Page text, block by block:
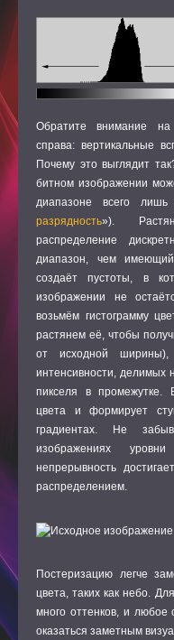
Обратите внимание на
справа: вертикальные
Почему это выглядит
битном изображении
диапазоне всего
разрядность»).
распределение
диапазон, чем
создаёт пустоты, в
изображении не
возьмём гистограмму
растянем её, чтобы
от исходной
интенсивности, делимых
пикселя в промежутке.
цвета и формирует
градиентах. Не
изображениях
непрерывность
распределением.
Постеризацию легче
цвета, таких как небо.
много оттенков, и любое
оказаться заметным